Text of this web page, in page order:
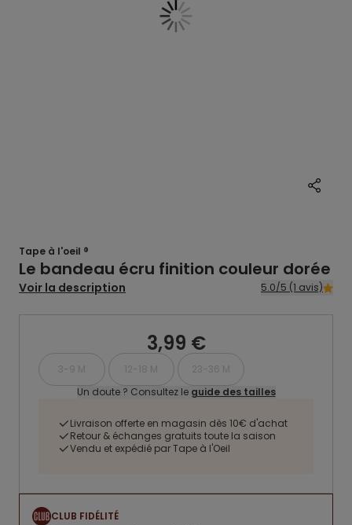
Tape à l'oeil ®
Le bandeau écru finition couleur dorée
Voir la description 5.0/5 (1 avis)
3,99 €
3-9 M 12-18 M
23-36 M
Un doute ? Consultez le guide des tailles
Livraison offerte en magasin dès 10€ d'achat
Retour & échanges gratuits toute la saison
Vendu et expédié par Tape à l'Oeil
CLUB FIDÉLITÉ